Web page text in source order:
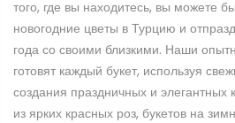
того, где вы находитесь, вы можете
новогодние цветы в Турцию и
года со своими близкими. Наши
готовят каждый букет, используя
создания праздничных и
из ярких красных роз, букетов на